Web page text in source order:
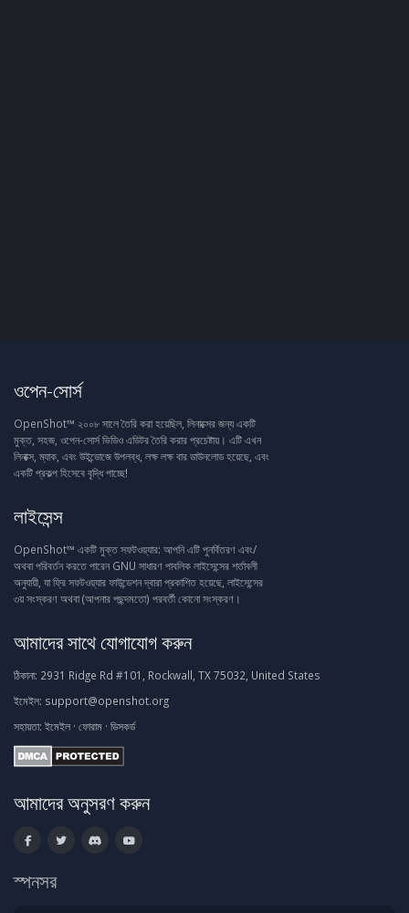
ওপেন-সোর্স
OpenShot™ ২০০৮ সালে তৈরি করা হয়েছিল, লিনাক্সের জন্য একটি
মুক্ত, সহজ, ওপেন-সোর্স ভিডিও এডিটর তৈরি করার প্রচেষ্টায়। এটি এখন
লিনাক্স, ম্যাক, এবং উইন্ডোজে উপলব্ধ, লক্ষ লক্ষ বার ডাউনলোড হয়েছে, এবং
একটি প্রকল্প হিসেবে বৃদ্ধি পাচ্ছে!
লাইসেন্স
OpenShot™ একটি মুক্ত সফটওয়্যার: আপনি এটি পুনর্বিতরণ এবং/
অথবা পরিবর্তন করতে পারেন GNU সাধারণ পাবলিক লাইসেন্সের শর্তাবলী
অনুযায়ী, যা ফ্রি সফটওয়্যার ফাউন্ডেশন দ্বারা প্রকাশিত হয়েছে, লাইসেন্সের
৩য় সংস্করণ অথবা (আপনার পছন্দমতো) পরবর্তী কোনো সংস্করণ।
আমাদের সাথে যোগাযোগ করুন
ঠিকানা: 2931 Ridge Rd #101, Rockwall, TX 75032, United States
ইমেইল: support@openshot.org
সহায়তা: ইমেইল · ফোরাম · ডিসকর্ড
আমাদের অনুসরণ করুন
স্পনসর